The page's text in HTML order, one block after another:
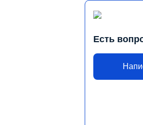
Есть